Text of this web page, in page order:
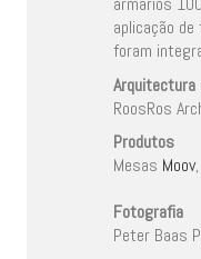
aplicação
foram
RoosRos
Produtos
Mesas Moov,
Fotografia
Peter Baas